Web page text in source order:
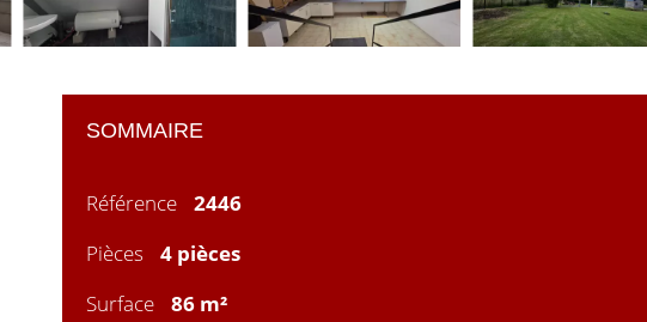
SOMMAIRE
Référence
2446
Pièces
4 pièces
Surface
86 m²